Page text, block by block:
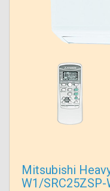
Mitsubishi
W1/SRC25ZSP-